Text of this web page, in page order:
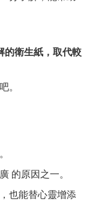
的衛生紙，取代較
。
的原因之一。
也能替心靈增添